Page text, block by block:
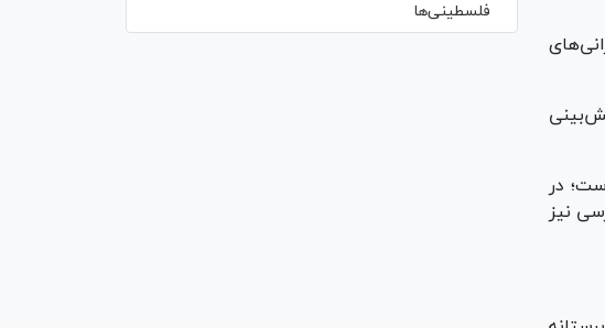
در
نیز
فلسطینی‌ها